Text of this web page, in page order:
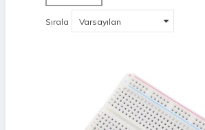
Sırala